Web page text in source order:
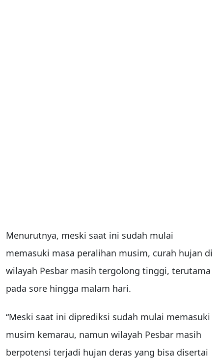
Menurutnya, meski saat ini sudah mulai
memasuki masa peralihan musim, curah hujan di
wilayah Pesbar masih tergolong tinggi, terutama
pada sore hingga malam hari.
“Meski saat ini diprediksi sudah mulai memasuki
musim kemarau, namun wilayah Pesbar masih
berpotensi terjadi hujan deras yang bisa disertai